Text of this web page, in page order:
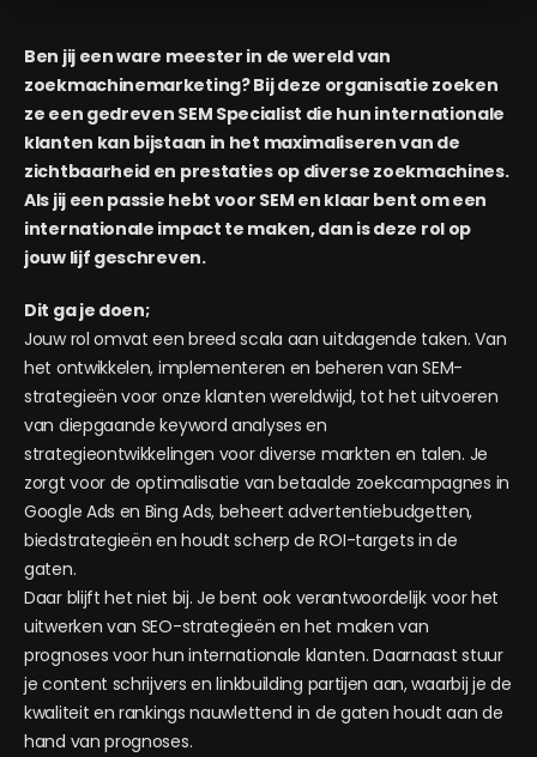
Ben jij een ware meester in de wereld van
zoekmachinemarketing? Bij deze organisatie zoeken
ze een gedreven SEM Specialist die hun internationale
klanten kan bijstaan in het maximaliseren van de
zichtbaarheid en prestaties op diverse zoekmachines.
Als jij een passie hebt voor SEM en klaar bent om een
internationale impact te maken, dan is deze rol op
jouw lijf geschreven.
Dit ga je doen;
Jouw rol omvat een breed scala aan uitdagende taken. Van
het ontwikkelen, implementeren en beheren van SEM-
strategieën voor onze klanten wereldwijd, tot het uitvoeren
van diepgaande keyword analyses en
strategieontwikkelingen voor diverse markten en talen. Je
zorgt voor de optimalisatie van betaalde zoekcampagnes in
Google Ads en Bing Ads, beheert advertentiebudgetten,
biedstrategieën en houdt scherp de ROI-targets in de
gaten.
Daar blijft het niet bij. Je bent ook verantwoordelijk voor het
uitwerken van SEO-strategieën en het maken van
prognoses voor hun internationale klanten. Daarnaast stuur
je content schrijvers en linkbuilding partijen aan, waarbij je de
kwaliteit en rankings nauwlettend in de gaten houdt aan de
hand van prognoses.